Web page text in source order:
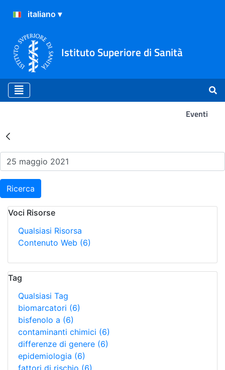
Istituto Superiore di Sanità
Eventi
Risultati della Ricerca -
Ricerca
Voci Risorse
Qualsiasi Risorsa
Contenuto Web (6)
Tag
Qualsiasi Tag
biomarcatori (6)
bisfenolo a (6)
contaminanti chimici (6)
differenze di genere (6)
epidemiologia (6)
fattori di rischio (6)